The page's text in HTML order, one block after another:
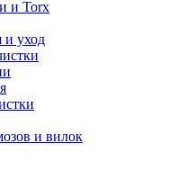
и Torx
и уход
и вилок